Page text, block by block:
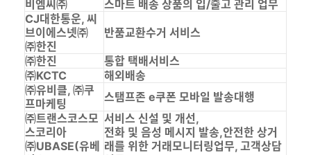
비엠씨㈜
스마트 배송 상품의 입/출고 관리 업무
CJ대한통운, 씨
브이에스넷㈜
㈜한진
반품교환수거 서비스
㈜한진
통합 택배서비스
㈜KCTC
해외배송
㈜유비클, ㈜쿠
프마케팅
스탬프존 e쿠폰 모바일 발송대행
㈜트랜스코스모
스코리아
㈜UBASE(유베
서비스 신설 및 개선,
전화 및 음성 메시지 발송,안전한 상거
래를 위한 거래모니터링업무, 고객상담